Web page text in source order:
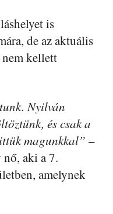
is
de az aktuális
kellett
Nyilván
és csak a
magunkkal” –
aki a 7.
amelynek